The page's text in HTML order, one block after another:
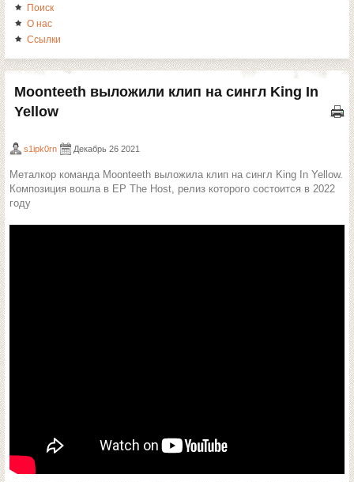
Поиск
О нас
Ссылки
Moonteeth выложили клип на сингл King In
Yellow
s1ipk0rn Декабрь 26 2021
Металкор команда Moonteeth выложила клип на сингл King In Yellow.
Композиция вошла в ЕР The Host, релиз которого состоится в 2022
году